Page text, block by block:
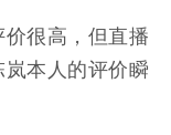
很高，但直播
本人的评价瞬